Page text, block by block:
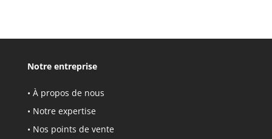
Notre entreprise
• À propos de nous
• Notre expertise
• Nos points de vente